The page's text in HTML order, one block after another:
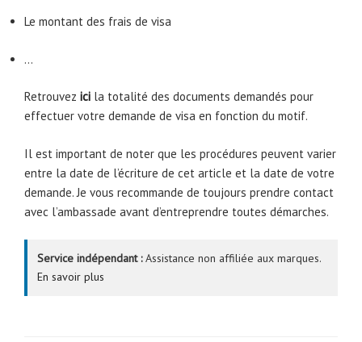
Le montant des frais de visa
…
Retrouvez ici la totalité des documents demandés pour
effectuer votre demande de visa en fonction du motif.
Il est important de noter que les procédures peuvent varier
entre la date de l’écriture de cet article et la date de votre
demande. Je vous recommande de toujours prendre contact
avec l’ambassade avant d’entreprendre toutes démarches.
Service indépendant :Assistance non affiliée aux marques.
En savoir plus